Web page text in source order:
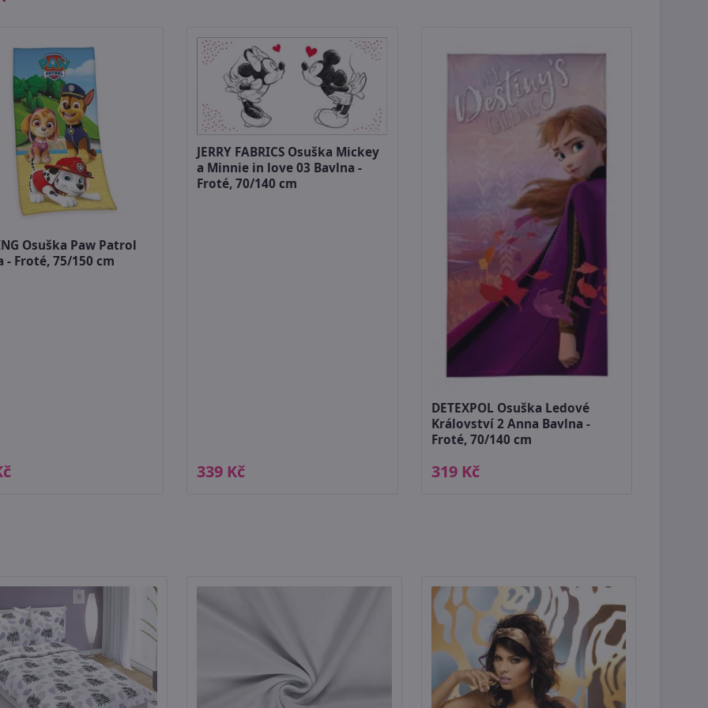
Osuška Paw Patrol
- Froté, 75/150 cm
JERRY FABRICS Osuška Mickey
a Minnie in love 03 Bavlna -
Froté, 70/140 cm
339 Kč
DETEXPOL Osuška Ledové
Království 2 Anna Bavlna -
Froté, 70/140 cm
319 Kč